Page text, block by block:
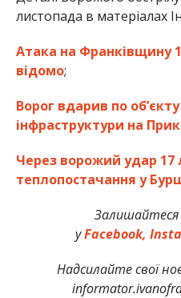
листопада в матеріалах
Атака на Франківщину
відомо;
Ворог вдарив по
інфраструктури на
Через ворожий удар
теплопостачання у
Залишайтеся
уFacebook,
Надсилайте свої